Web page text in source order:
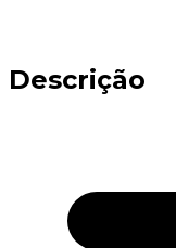
Descrição